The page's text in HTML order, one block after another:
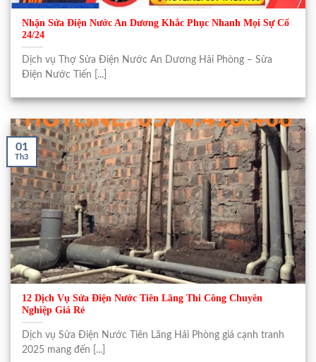
Nhận Sửa Điện Nước An Dương Khắc Phục Nhanh Mọi Sự Cố
24/24
Dịch vụ Thợ Sửa Điện Nước An Dương Hải Phòng – Sửa
Điện Nước Tiến [...]
12 Dịch Vụ Sửa Điện Nước Tiên Lãng Thi Công Chuyên
Nghiệp Giá Rẻ
Dịch vụ Sửa Điện Nước Tiên Lãng Hải Phòng giá cạnh tranh
2025 mang đến [...]
01
Th3